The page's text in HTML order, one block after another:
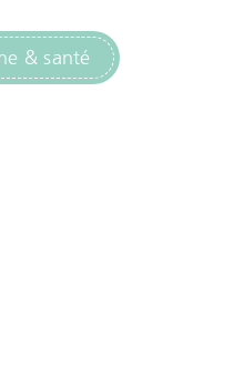
& santé